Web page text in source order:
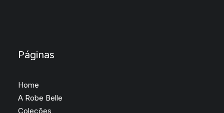
Páginas
Home
A Robe Belle
Coleções